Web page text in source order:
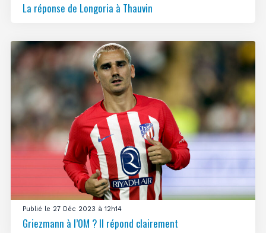
La réponse de Longoria à Thauvin
Publié le 27 Déc 2023 à 12h14
Griezmann à l’OM ? Il répond clairement